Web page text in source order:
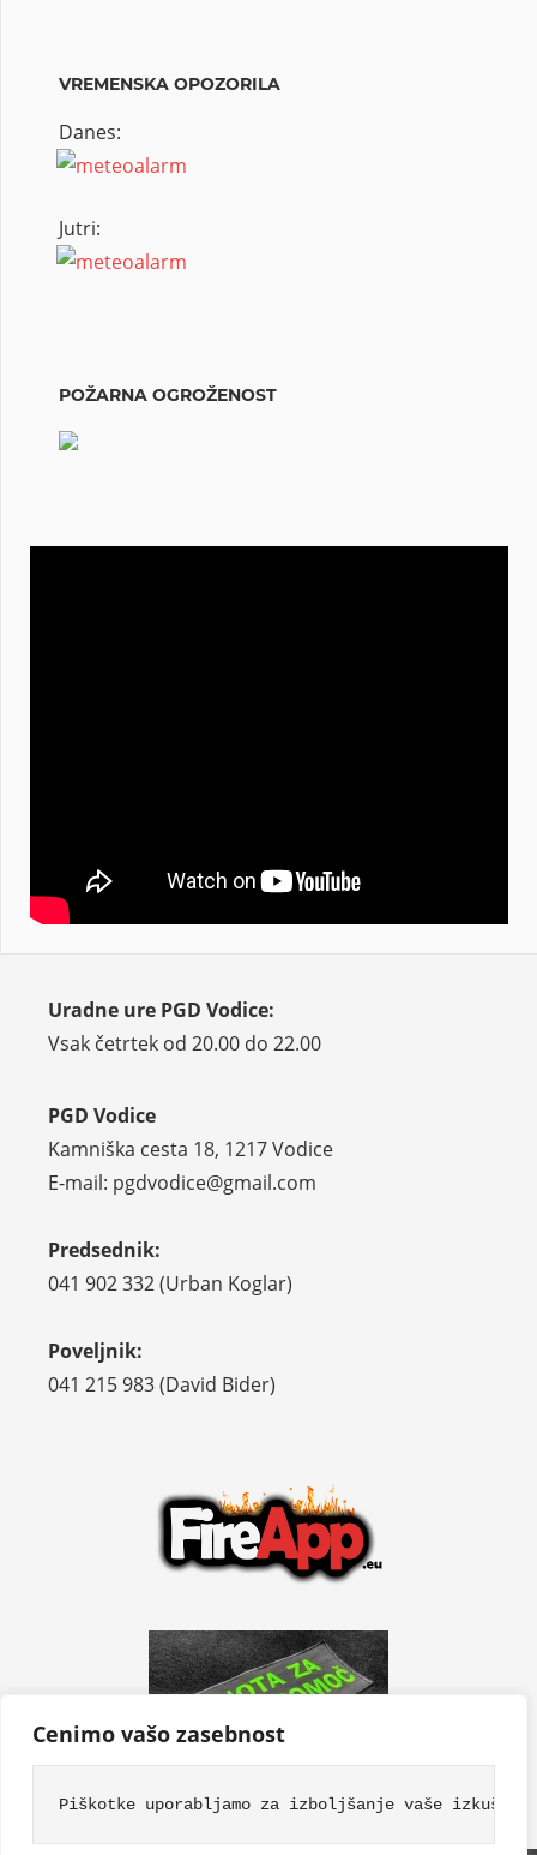
Cenimo vašo zasebnost
Piškotke uporabljamo za izboljšanje vaše
VREMENSKA OPOZORILA
Danes:
Jutri:
POŽARNA OGROŽENOST
Uradne ure PGD Vodice:
Vsak četrtek od 20.00 do 22.00
PGD Vodice
Kamniška cesta 18, 1217 Vodice
E-mail: pgdvodice@gmail.com
Predsednik:
041 902 332 (Urban Koglar)
Poveljnik:
041 215 983 (David Bider)